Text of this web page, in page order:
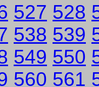
527 528
538 539
549 550
560 561